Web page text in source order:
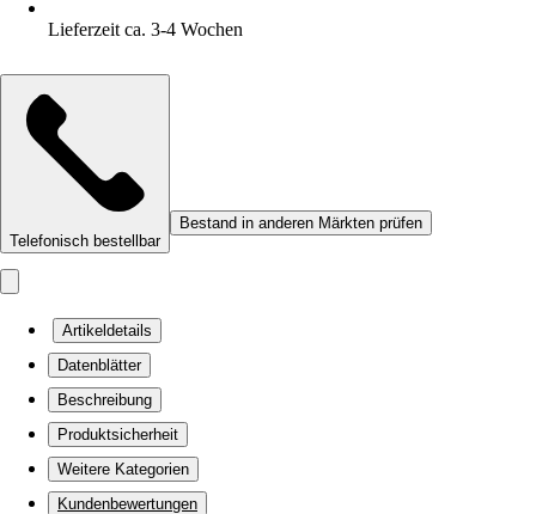
Lieferzeit ca. 3-4 Wochen
Telefonisch bestellbar
Bestand in anderen Märkten prüfen
Artikeldetails
Datenblätter
Beschreibung
Produktsicherheit
Weitere Kategorien
Kundenbewertungen